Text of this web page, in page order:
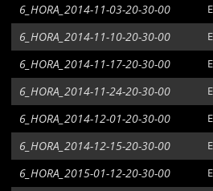
6_HORA_2014-11-03-20-30-00
6_HORA_2014-11-10-20-30-00
6_HORA_2014-11-17-20-30-00
6_HORA_2014-11-24-20-30-00
6_HORA_2014-12-01-20-30-00
6_HORA_2014-12-15-20-30-00
6_HORA_2015-01-12-20-30-00